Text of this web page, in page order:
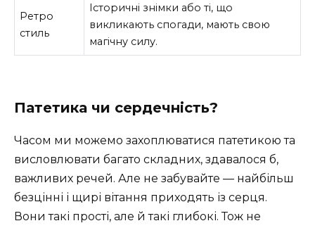
Ретро
стиль
Історичні знімки або ті, що
викликають спогади, мають свою
магічну силу.
Патетика чи сердечність?
Часом ми можемо захоплюватися патетикою та
висловлювати багато складних, здавалося б,
важливих речей. Але не забувайте — найбільш
безцінні і щирі вітання приходять із серця.
Вони такі прості, але й такі глибокі. Тож не